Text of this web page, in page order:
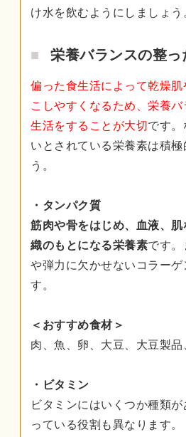
け水を飲むようにしましょう
栄養バランスの整っ
偏った食生活によって乾燥
こしやすくなるため、栄養
生活をすることが大切です。
いとされている栄養素は積極
う。
・タンパク質
筋肉や骨をはじめ、血液、
織のもとになる栄養素です
や弾力に欠かせないコラーゲ
す。
＜おすすめ食材＞
肉、魚、卵、大豆、大豆製
・ビタミン
ビタミンにはいくつか種類
っている役割も異なります。